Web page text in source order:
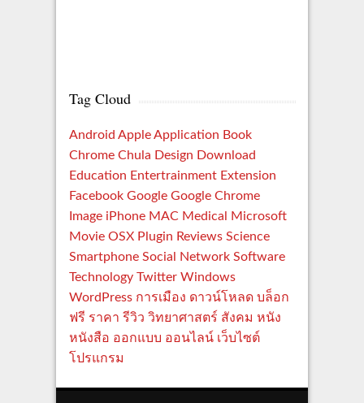
Tag Cloud
Android Apple Application Book
Chrome Chula Design Download
Education Entertrainment Extension
Facebook Google Google Chrome
Image iPhone MAC Medical
Microsoft
Movie OSX Plugin Reviews Science
Smartphone Social Network Software
Technology Twitter Windows
WordPress การเมือง ดาวน์โหลด บล็อก
ฟรี ราคา รีวิว วิทยาศาสตร์ สังคม หนัง
หนังสือ ออกแบบ ออนไลน์ เว็บไซต์
โปรแกรม